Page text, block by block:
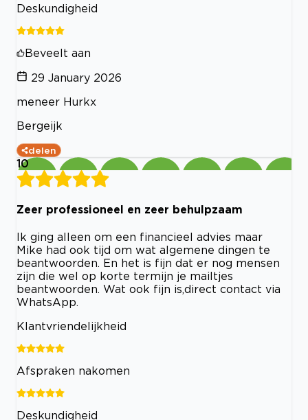
Deskundigheid
Beveelt aan
29 January 2026
meneer Hurkx
Bergeijk
delen
10
Zeer professioneel en zeer behulpzaam
Ik ging alleen om een financieel advies maar
Mike had ook tijd om wat algemene dingen te
beantwoorden. En het is fijn dat er nog mensen
zijn die wel op korte termijn je mailtjes
beantwoorden. Wat ook fijn is,direct contact via
WhatsApp.
Klantvriendelijkheid
Afspraken nakomen
Deskundigheid